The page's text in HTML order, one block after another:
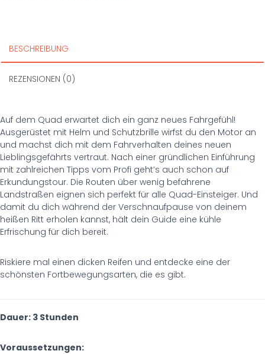
BESCHREIBUNG
REZENSIONEN (0)
Auf dem Quad erwartet dich ein ganz neues Fahrgefühl!
Ausgerüstet mit Helm und Schutzbrille wirfst du den Motor an
und machst dich mit dem Fahrverhalten deines neuen
Lieblingsgefährts vertraut. Nach einer gründlichen Einführung
mit zahlreichen Tipps vom Profi geht’s auch schon auf
Erkundungstour. Die Routen über wenig befahrene
Landstraßen eignen sich perfekt für alle Quad-Einsteiger. Und
damit du dich während der Verschnaufpause von deinem
heißen Ritt erholen kannst, hält dein Guide eine kühle
Erfrischung für dich bereit.
Riskiere mal einen dicken Reifen und entdecke eine der
schönsten Fortbewegungsarten, die es gibt.
Dauer: 3 Stunden
Voraussetzungen: